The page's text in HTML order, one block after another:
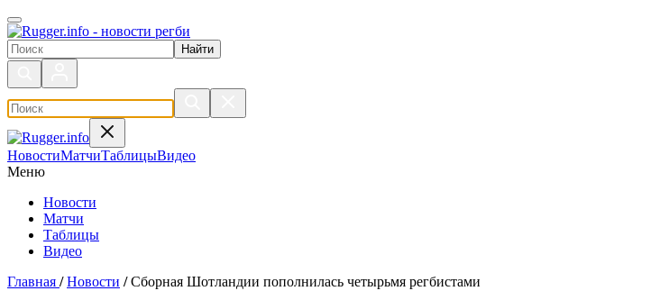
Поиск по сайту
НовостиМатчиТаблицыВидео
Меню
Новости
Матчи
Таблицы
Видео
Главная / Новости / Cборная Шотландии пополнилась четырьмя регбистами